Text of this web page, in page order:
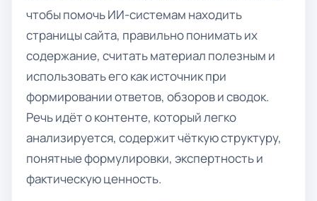
чтобы помочь ИИ-системам находить
страницы сайта, правильно понимать их
содержание, считать материал полезным и
использовать его как источник при
формировании ответов, обзоров и сводок.
Речь идёт о контенте, который легко
анализируется, содержит чёткую структуру,
понятные формулировки, экспертность и
фактическую ценность.